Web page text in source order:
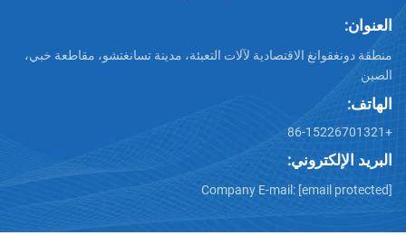
العنوان:
منطقة دونغقوانغ الاقتصادية لآلات التعبئة، مدينة تسانغتشو، مقاطعة خبي،
الصين
الهاتف:
+86-15226701321
البريد الإلكتروني:
Company E-mail: [email protected]